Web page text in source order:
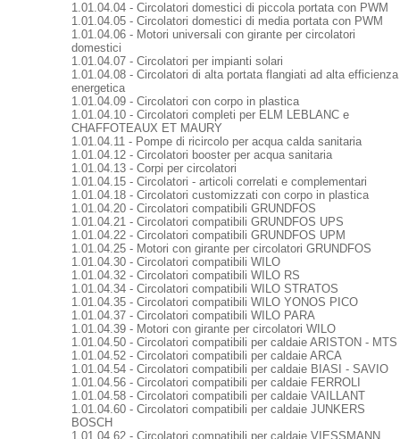
1.01.04.04 - Circolatori domestici di piccola portata con PWM
1.01.04.05 - Circolatori domestici di media portata con PWM
1.01.04.06 - Motori universali con girante per circolatori
domestici
1.01.04.07 - Circolatori per impianti solari
1.01.04.08 - Circolatori di alta portata flangiati ad alta efficienza
energetica
1.01.04.09 - Circolatori con corpo in plastica
1.01.04.10 - Circolatori completi per ELM LEBLANC e
CHAFFOTEAUX ET MAURY
1.01.04.11 - Pompe di ricircolo per acqua calda sanitaria
1.01.04.12 - Circolatori booster per acqua sanitaria
1.01.04.13 - Corpi per circolatori
1.01.04.15 - Circolatori - articoli correlati e complementari
1.01.04.18 - Circolatori customizzati con corpo in plastica
1.01.04.20 - Circolatori compatibili GRUNDFOS
1.01.04.21 - Circolatori compatibili GRUNDFOS UPS
1.01.04.22 - Circolatori compatibili GRUNDFOS UPM
1.01.04.25 - Motori con girante per circolatori GRUNDFOS
1.01.04.30 - Circolatori compatibili WILO
1.01.04.32 - Circolatori compatibili WILO RS
1.01.04.34 - Circolatori compatibili WILO STRATOS
1.01.04.35 - Circolatori compatibili WILO YONOS PICO
1.01.04.37 - Circolatori compatibili WILO PARA
1.01.04.39 - Motori con girante per circolatori WILO
1.01.04.50 - Circolatori compatibili per caldaie ARISTON - MTS
1.01.04.52 - Circolatori compatibili per caldaie ARCA
1.01.04.54 - Circolatori compatibili per caldaie BIASI - SAVIO
1.01.04.56 - Circolatori compatibili per caldaie FERROLI
1.01.04.58 - Circolatori compatibili per caldaie VAILLANT
1.01.04.60 - Circolatori compatibili per caldaie JUNKERS
BOSCH
1.01.04.62 - Circolatori compatibili per caldaie VIESSMANN